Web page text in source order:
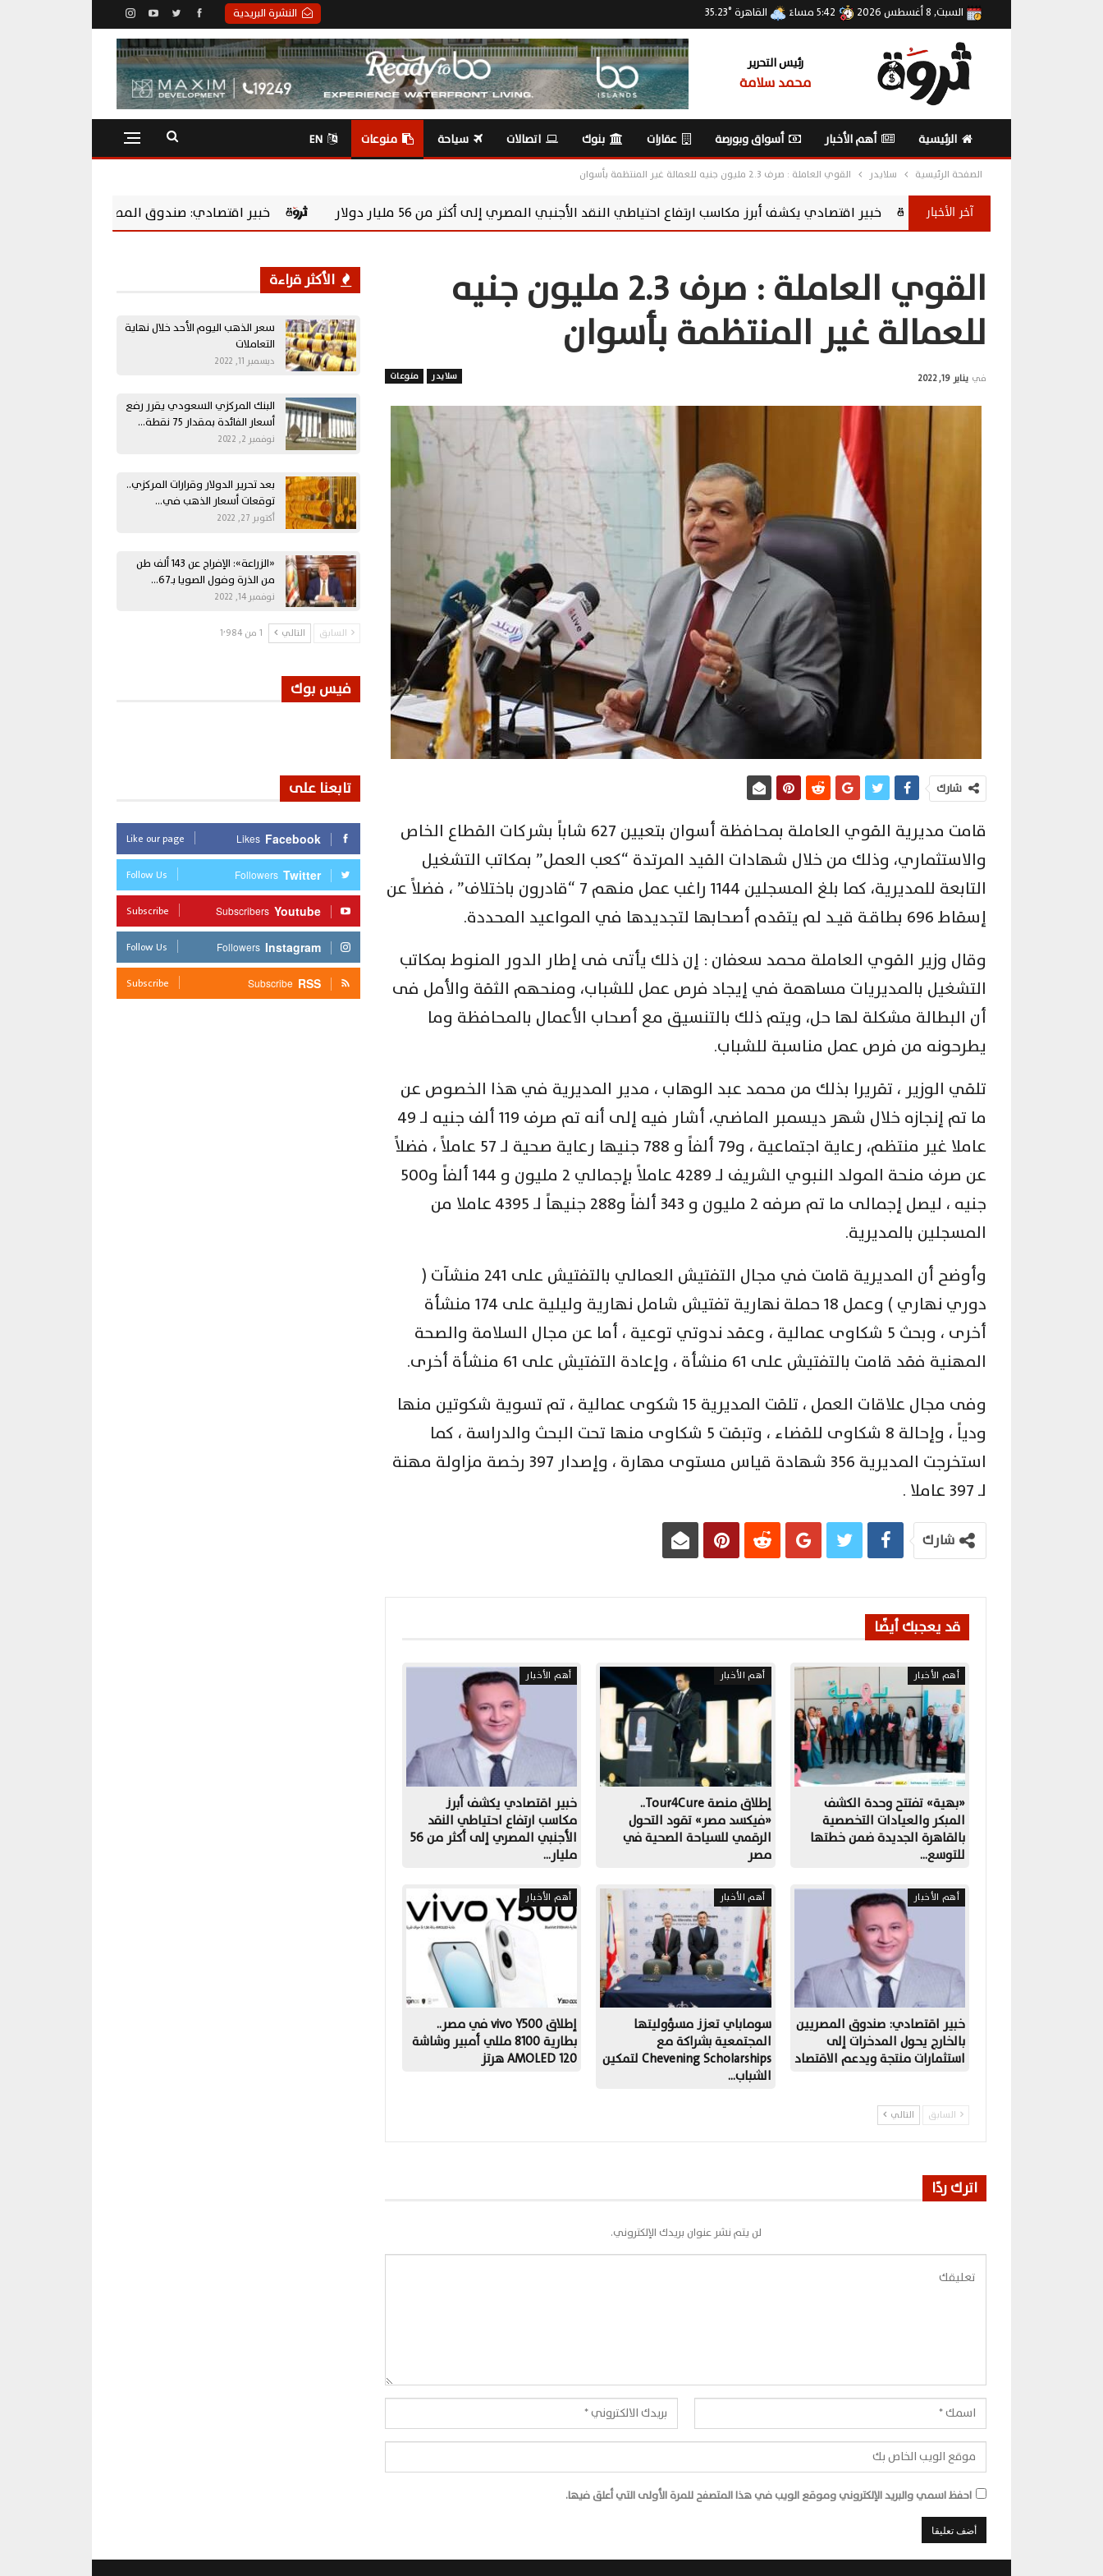
النشرة البريدية السبت, 8 أغسطس 2026 القاهرة°
35.23
رئيس التحرير
محمد سلامة
الرئيسية أهم الأخبار أسواق وبورصة عقارات بنوك اتصالات سياحة منوعات EN
الصفحة الرئيسية سلايدر القوي العاملة : صرف 2.3 مليون جنيه للعمالة غير المنتظمة بأسوان
آخر الأخبار
خبير اقتصادي يكشف أبرز مكاسب ارتفاع احتياطي النقد الأجنبي المصري إلى أكثر من 56 مليار دولار خبير اقتصادي: صندوق المصريين بالخارج يحول المدخرات إلى
القوي العاملة : صرف 2.3 مليون جنيه
للعمالة غير المنتظمة بأسوان
سلايدر منوعات في يناير 19, 2022
شارك
قامت مديرية القوي العاملة بمحافظة أسوان بتعيين 627 شاباً بشركات القطاع الخاص
والاستثماري، وذلك من خلال شهادات القيد المرتدة “كعب العمل” بمكاتب التشغيل
التابعة للمديرية، كما بلغ المسجلين 1144 راغب عمل منهم 7 “قادرون باختلاف” ، فضلاً عن
إسقاط 696 بطاقـة قيـد لم يتقدم أصحابها لتجديدها في المواعيد المحددة.
وقال وزير القوي العاملة محمد سعفان : إن ذلك يأتى فى إطار الدور المنوط بمكاتب
التشغيل بالمديريات مساهمة في إيجاد فرص عمل للشباب، ومنحهم الثقة والأمل فى
أن البطالة مشكلة لها حل، ويتم ذلك بالتنسيق مع أصحاب الأعمال بالمحافظة وما
يطرحونه من فرص عمل مناسبة للشباب.
تلقي الوزير ، تقريرا بذلك من محمد عبد الوهاب ، مدير المديرية في هذا الخصوص عن
ما تم إنجازه خلال شهر ديسمبر الماضي، أشار فيه إلى أنه تم صرف 119 ألف جنيه لـ 49
عاملا غير منتظم، رعاية اجتماعية ، و79 ألفاً و 788 جنيها رعاية صحية لـ 57 عاملاً ، فضلاً
عن صرف منحة المولد النبوي الشريف لـ 4289 عاملاً بإجمالي 2 مليون و 144 ألفاً و500
جنيه ، ليصل إجمالى ما تم صرفه 2 مليون و 343 ألفاً و288 جنيهاً لـ 4395 عاملا من
المسجلين بالمديرية.
وأوضح أن المديرية قامت في مجال التفتيش العمالي بالتفتيش على 241 منشآت (
دوري نهاري ) وعمل 18 حملة نهارية تفتيش شامل نهارية وليلية على 174 منشأة
أخرى ، وبحث 5 شكاوى عمالية ، وعقد ندوتي توعية ، أما عن مجال السلامة والصحة
المهنية فقد قامت بالتفتيش على 61 منشأة ، وإعادة التفتيش على 61 منشأة أخرى.
وفى مجال علاقات العمل ، تلقت المديرية 15 شكوى عمالية ، تم تسوية شكوتين منها
ودياً ، وإحالة 8 شكاوى للقضاء ، وتبقت 5 شكاوى منها تحت البحث والدراسة ، كما
استخرجت المديرية 356 شهادة قياس مستوى مهارة ، وإصدار 397 رخصة مزاولة مهنة
لـ 397 عاملا .
شارك
قد يعجبك أيضًا
أهم الأخبار
«بهية» تفتتح وحدة الكشف
المبكر والعيادات التخصصية
بالقاهرة الجديدة ضمن خطتها
للتوسع…
أهم الأخبار
إطلاق منصة Tour4Cure..
«فيكسد مصر» تقود التحول
الرقمي للسياحة الصحية في
مصر
أهم الأخبار
خبير اقتصادي يكشف أبرز
مكاسب ارتفاع احتياطي النقد
الأجنبي المصري إلى أكثر من 56
مليار…
أهم الأخبار
خبير اقتصادي: صندوق المصريين
بالخارج يحول المدخرات إلى
استثمارات منتجة ويدعم الاقتصاد
أهم الأخبار
سوماباي تعزز مسؤوليتها
المجتمعية بشراكة مع
Chevening Scholarships لتمكين
الشباب…
أهم الأخبار
إطلاق vivo Y500 في مصر..
بطارية 8100 مللي أمبير وشاشة
AMOLED 120 هرتز
السابق التالي
اترك ردًا
لن يتم نشر عنوان بريدك الإلكتروني.
احفظ اسمي والبريد الإلكتروني وموقع الويب في هذا المتصفح للمرة الأولى التي أعلق فيها.
الأكثر قراءة
سعر الذهب اليوم الأحد خلال نهاية
التعاملات
ديسمبر 11, 2022
البنك المركزي السعودي يقرر رفع
أسعار الفائدة بمقدار 75 نقطة…
نوفمبر 2, 2022
بعد تحرير الدولار وقرارات المركزي..
توقعات أسعار الذهب في…
أكتوبر 27, 2022
«الزراعة»: الإفراج عن 143 ألف طن
من الذرة وفول الصويا بـ67…
نوفمبر 14, 2022
السابق التالي 1 من 1٬984
فيس بوك
تابعنا على
Facebook
Likes
Like our page
Twitter
Followers
Follow Us
Youtube
Subscribers
Subscribe
Instagram
Followers
Follow Us
RSS
Subscribe
Subscribe